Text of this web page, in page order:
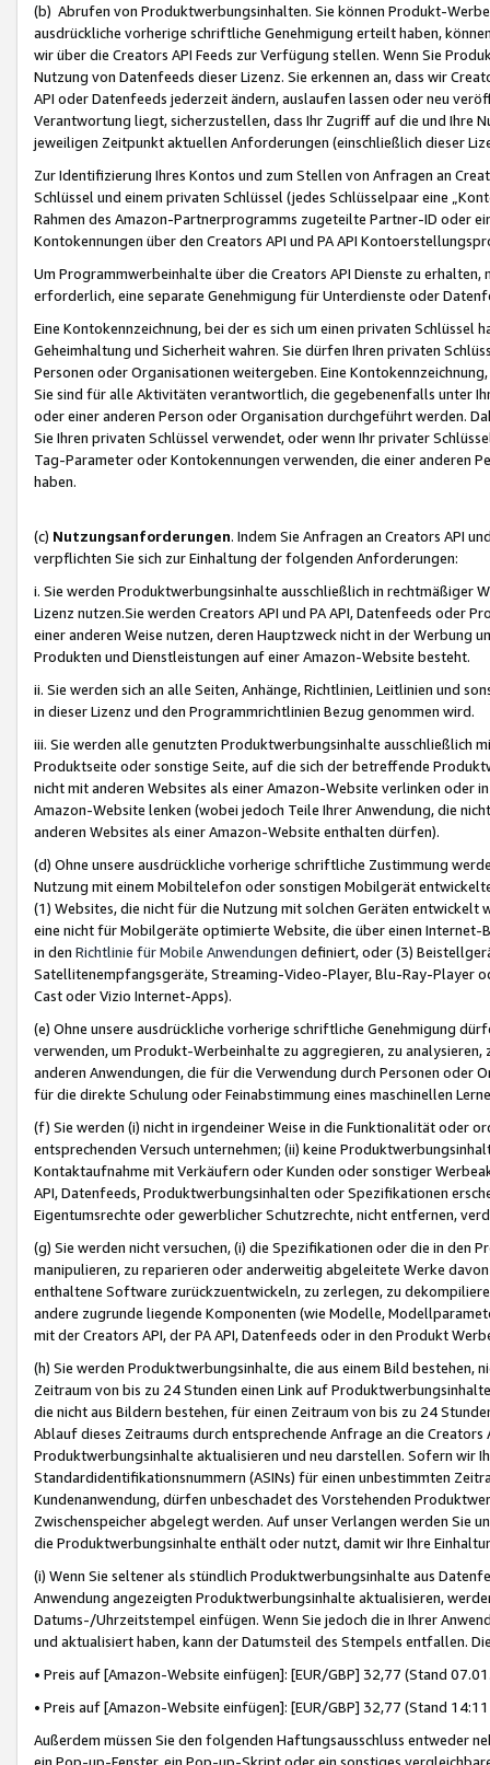
(b) Abrufen von Produktwerbungsinhalten. Sie können Produkt-
ausdrückliche vorherige schriftliche Genehmigung erteilt haben,
wir über die Creators API Feeds zur Verfügung stellen. Wenn Sie
Nutzung von Datenfeeds dieser Lizenz. Sie erkennen an, dass wir
API oder Datenfeeds jederzeit ändern, auslaufen lassen oder neu
Verantwortung liegt, sicherzustellen, dass Ihr Zugriff auf die und Ihre
jeweiligen Zeitpunkt aktuellen Anforderungen (einschließlich dieser
Zur Identifizierung Ihres Kontos und zum Stellen von Anfragen an
Schlüssel und einem privaten Schlüssel (jedes Schlüsselpaar eine
Rahmen des Amazon-Partnerprogramms zugeteilte Partner-ID oder
Kontokennungen über den Creators API und PA API
Um Programmwerbeinhalte über die Creators API Dienste zu
erforderlich, eine separate Genehmigung für Unterdienste oder
Eine Kontokennzeichnung, bei der es sich um einen privaten
Geheimhaltung und Sicherheit wahren. Sie dürfen Ihren privaten
Personen oder Organisationen weitergeben. Eine
Sie sind für alle Aktivitäten verantwortlich, die gegebenenfalls unter
oder einer anderen Person oder Organisation durchgeführt werden.
Sie Ihren privaten Schlüssel verwendet, oder wenn Ihr privater
Tag-Parameter oder Kontokennungen verwenden, die einer anderen
haben.
(c) Nutzungsanforderungen. Indem Sie Anfragen an Creators API
verpflichten Sie sich zur Einhaltung der folgenden Anforderungen:
i. Sie werden Produktwerbungsinhalte ausschließlich in rechtmäßiger
Lizenz nutzen.Sie werden Creators API und PA API, Datenfeeds oder
einer anderen Weise nutzen, deren Hauptzweck nicht in der Werbung
Produkten und Dienstleistungen auf einer Amazon-Website besteht.
ii. Sie werden sich an alle Seiten, Anhänge, Richtlinien, Leitlinien und
in dieser Lizenz und den Programmrichtlinien Bezug genommen wird.
iii. Sie werden alle genutzten Produktwerbungsinhalte ausschließlich
Produktseite oder sonstige Seite, auf die sich der betreffende
nicht mit anderen Websites als einer Amazon-Website verlinken oder
Amazon-Website lenken (wobei jedoch Teile Ihrer Anwendung, die
anderen Websites als einer Amazon-Website enthalten dürfen).
(d) Ohne unsere ausdrückliche vorherige schriftliche Zustimmung
Nutzung mit einem Mobiltelefon oder sonstigen Mobilgerät
(1) Websites, die nicht für die Nutzung mit solchen Geräten
eine nicht für Mobilgeräte optimierte Website, die über einen
in den Richtlinie für Mobile Anwendungen definiert, oder (3)
Satellitenempfangsgeräte, Streaming-Video-Player, Blu-Ray-Player
Cast oder Vizio Internet-Apps).
(e) Ohne unsere ausdrückliche vorherige schriftliche Genehmigung
verwenden, um Produkt-Werbeinhalte zu aggregieren, zu
anderen Anwendungen, die für die Verwendung durch Personen
für die direkte Schulung oder Feinabstimmung eines maschinellen
(f) Sie werden (i) nicht in irgendeiner Weise in die Funktionalität oder
entsprechenden Versuch unternehmen; (ii) keine
Kontaktaufnahme mit Verkäufern oder Kunden oder sonstiger
API, Datenfeeds, Produktwerbungsinhalten oder Spezifikationen
Eigentumsrechte oder gewerblicher Schutzrechte, nicht entfernen,
(g) Sie werden nicht versuchen, (i) die Spezifikationen oder die in
manipulieren, zu reparieren oder anderweitig abgeleitete Werke
enthaltene Software zurückzuentwickeln, zu zerlegen, zu
andere zugrunde liegende Komponenten (wie Modelle,
mit der Creators API, der PA API, Datenfeeds oder in den Produkt
(h) Sie werden Produktwerbungsinhalte, die aus einem Bild bestehen,
Zeitraum von bis zu 24 Stunden einen Link auf
die nicht aus Bildern bestehen, für einen Zeitraum von bis zu 24
Ablauf dieses Zeitraums durch entsprechende Anfrage an die
Produktwerbungsinhalte aktualisieren und neu darstellen. Sofern wir
Standardidentifikationsnummern (ASINs) für einen unbestimmten
Kundenanwendung, dürfen unbeschadet des Vorstehenden
Zwischenspeicher abgelegt werden. Auf unser Verlangen werden Sie
die Produktwerbungsinhalte enthält oder nutzt, damit wir Ihre
(i) Wenn Sie seltener als stündlich Produktwerbungsinhalte aus
Anwendung angezeigten Produktwerbungsinhalte aktualisieren,
Datums-/Uhrzeitstempel einfügen. Wenn Sie jedoch die in Ihrer
und aktualisiert haben, kann der Datumsteil des Stempels entfallen.
• Preis auf [Amazon-Website einfügen]: [EUR/GBP] 32,77 (Stand
• Preis auf [Amazon-Website einfügen]: [EUR/GBP] 32,77 (Stand
Außerdem müssen Sie den folgenden Haftungsausschluss entweder
ein Pop-up-Fenster, ein Pop-up-Skript oder ein sonstiges